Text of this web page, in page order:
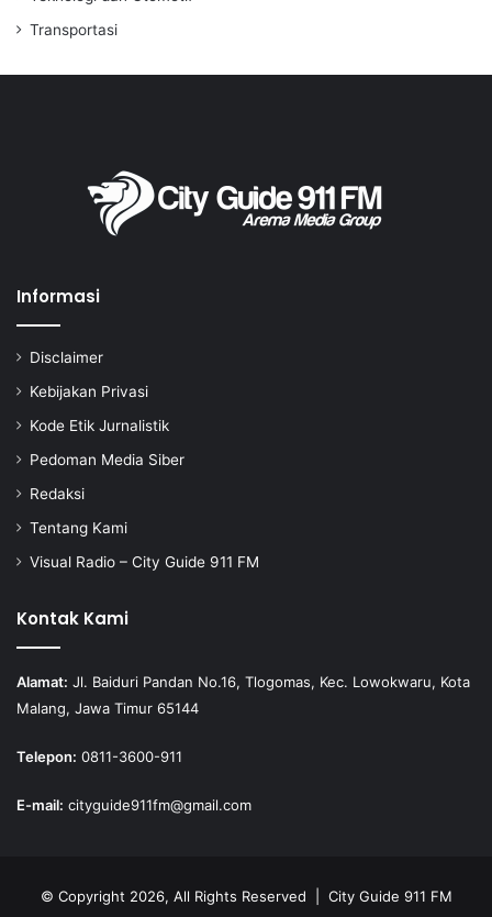
Transportasi
Informasi
Disclaimer
Kebijakan Privasi
Kode Etik Jurnalistik
Pedoman Media Siber
Redaksi
Tentang Kami
Visual Radio – City Guide 911 FM
Kontak Kami
Alamat: Jl. Baiduri Pandan No.16, Tlogomas, Kec. Lowokwaru, Kota
Malang, Jawa Timur 65144
Telepon: 0811-3600-911
E-mail: cityguide911fm@gmail.com
© Copyright 2026, All Rights Reserved | City Guide 911 FM